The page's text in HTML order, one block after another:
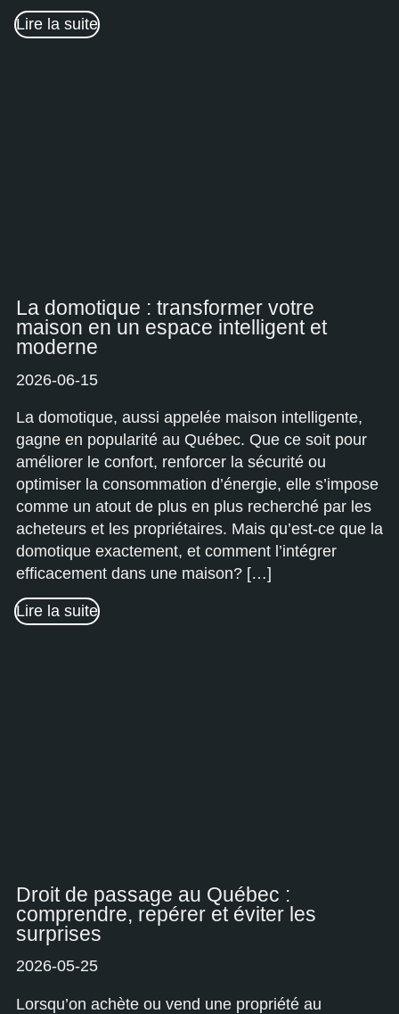
Lire la suite
La domotique : transformer votre
maison en un espace intelligent et
moderne
2026-06-15
La domotique, aussi appelée maison intelligente,
gagne en popularité au Québec. Que ce soit pour
améliorer le confort, renforcer la sécurité ou
optimiser la consommation d’énergie, elle s’impose
comme un atout de plus en plus recherché par les
acheteurs et les propriétaires. Mais qu’est-ce que la
domotique exactement, et comment l’intégrer
efficacement dans une maison? […]
Lire la suite
Droit de passage au Québec :
comprendre, repérer et éviter les
surprises
2026-05-25
Lorsqu’on achète ou vend une propriété au